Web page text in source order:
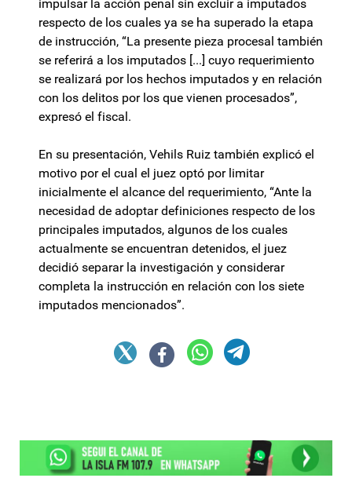
impulsar la acción penal sin excluir a imputados
respecto de los cuales ya se ha superado la etapa
de instrucción, “La presente pieza procesal también
se referirá a los imputados [...] cuyo requerimiento
se realizará por los hechos imputados y en relación
con los delitos por los que vienen procesados”,
expresó el fiscal.
En su presentación, Vehils Ruiz también explicó el
motivo por el cual el juez optó por limitar
inicialmente el alcance del requerimiento, “Ante la
necesidad de adoptar definiciones respecto de los
principales imputados, algunos de los cuales
actualmente se encuentran detenidos, el juez
decidió separar la investigación y considerar
completa la instrucción en relación con los siete
imputados mencionados”.